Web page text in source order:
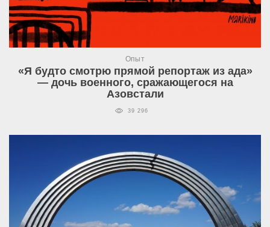
Опыт
«Я будто смотрю прямой репортаж из ада»
— дочь военного, сражающегося на
Азовстали
39 296